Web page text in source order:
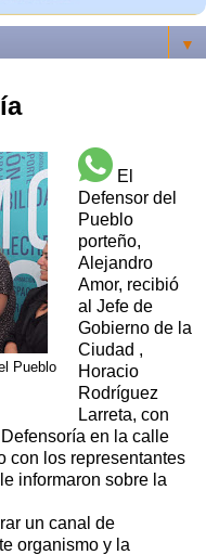
▼
Pueblo
El
Defensor del
Pueblo
porteño,
Alejandro
Amor, recibió
al Jefe de
Gobierno de la
Ciudad ,
Horacio
Rodríguez
Larreta, con
en la calle
con los representantes
informaron sobre la
un canal de
organismo y la